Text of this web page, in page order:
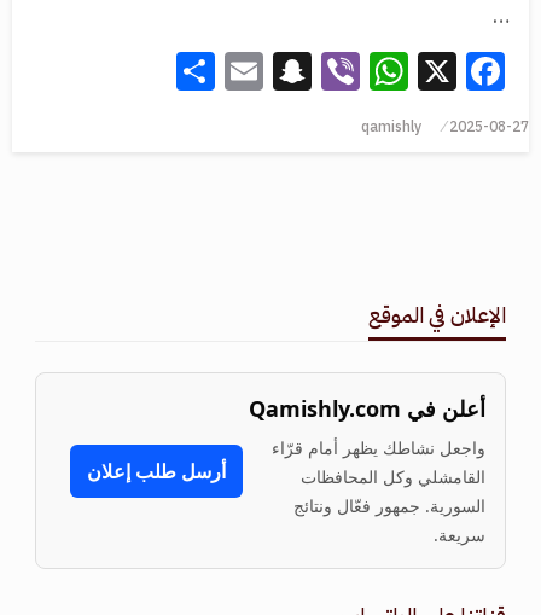
…
Facebook
X
WhatsApp
Viber
Snapchat
Email
2025-08-27
qamishly
الإعلان في الموقع
أعلن في Qamishly.com
واجعل نشاطك يظهر أمام قرّاء
القامشلي وكل المحافظات
السورية. جمهور فعّال ونتائج
سريعة.
أرسل طلب إعلان